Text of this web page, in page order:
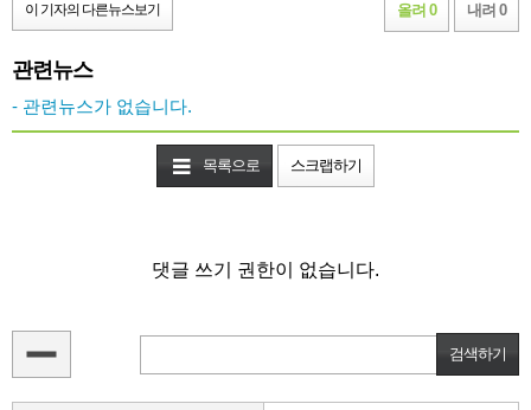
이 기자의 다른뉴스보기 올려 0 내려 0
관련뉴스
- 관련뉴스가 없습니다.
목록으로 스크랩하기
댓글 쓰기 권한이 없습니다.